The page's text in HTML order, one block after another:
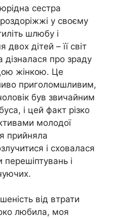
сестра
у своєму
шлюбу і
дітей – її світ
дізналася про зраду
жінкою. Це
приголомшливим,
був звичайним
і цей факт різко
молодої
прийняла
і сховалася
і
від втрати
любила, моя